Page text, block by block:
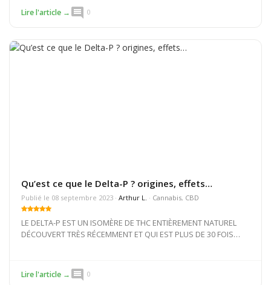
Lire l'article → comment 0
Qu’est ce que le Delta-P ? origines, effets…
Publié le 08 septembre 2023 ·Arthur L. · Cannabis, CBD
LE DELTA-P EST UN ISOMÈRE DE THC ENTIÈREMENT NATUREL
DÉCOUVERT TRÈS RÉCEMMENT ET QUI EST PLUS DE 30 FOIS
Lire l'article → comment 0